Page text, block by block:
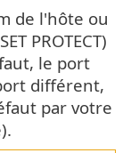
de l'hôte ou
PROTECT)
le port
différent,
par votre